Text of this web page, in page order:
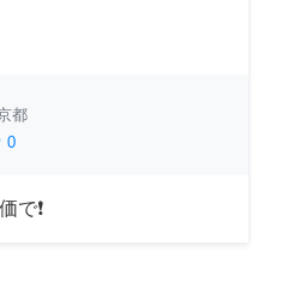
都
0
で❗